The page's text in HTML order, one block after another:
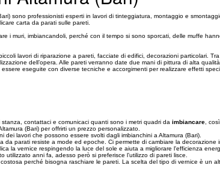
sono professionisti esperti in lavori di tinteggiatura, montaggio e
carta da parati sulle pareti.
i muri, imbiancandoli, perché con il tempo si sono sporcati, delle muffe
lavori di riparazione a pareti, facciate di edifici, decorazioni particolari.
dell’opera. Alle pareti verranno date due mani di pittura di alta
eseguite con diverse tecniche e accorgimenti per realizzare effetti
contattaci e comunicaci quanti sono i metri quadri da imbiancare ,
(Bari) per offrirti un prezzo personalizzato.
dei lavori che possono essere svolti dagli imbianchini a Altamura (Bari).
da parati resiste a mode ed epoche. Ci permette di cambiare la decorazione
la vernice respingendo la luce del sole e aiuta a migliorare l'efficienza
utilizzato anni fa, adesso però si preferisce l’utilizzo di pareti lisce.
perché bisogna raschiare le pareti. La scelta del tipo di vernice è